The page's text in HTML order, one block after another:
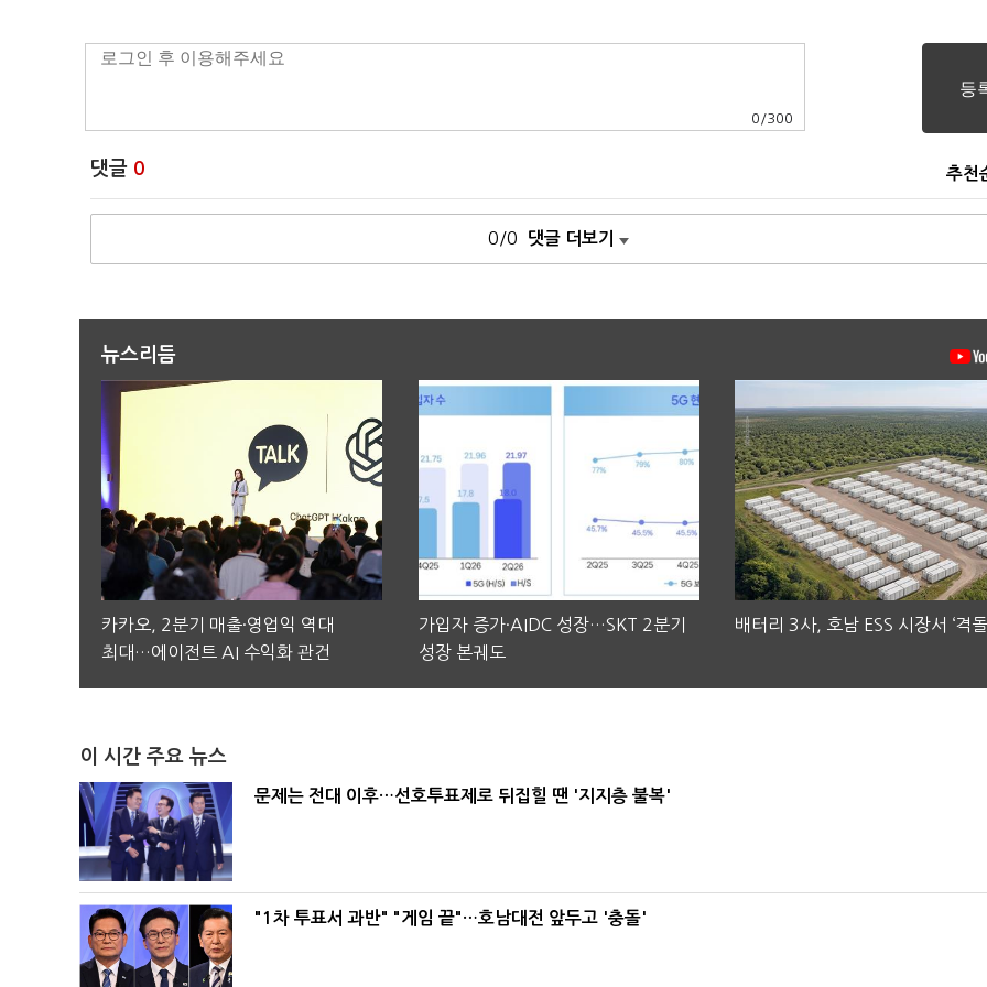
0 /300
댓글 0 추천
0/0 댓글 더보기
뉴스리듬
카카오, 2분기 매출·영업익 역대
최대…에이전트 AI 수익화 관건
가입자 증가·AIDC 성장…SKT 2분기
성장 본궤도
배터리 3사, 호남 ESS 시장서 ‘격돌
이 시간 주요 뉴스
문제는 전대 이후…선호투표제로 뒤집힐 땐 '지지층 불복'
"1차 투표서 과반" "게임 끝"…호남대전 앞두고 '충돌'